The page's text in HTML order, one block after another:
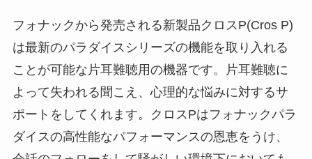
フォナックから発売される新製品クロスP(Cros P)
は最新のパラダイスシリーズの機能を取り入れる
ことが可能な片耳難聴用の機器です。片耳難聴に
よって失われる聞こえ、心理的な悩みに対するサ
ポートをしてくれます。クロスPはフォナックパラ
ダイスの高性能なパフォーマンスの恩恵をうけ、